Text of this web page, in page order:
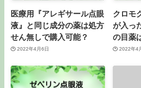
医療用『アレギサール点眼
液』と同じ成分の薬は処方
せん無しで購入可能？
2022年4月6日
クロモ
が入っ
の目薬
2022年4